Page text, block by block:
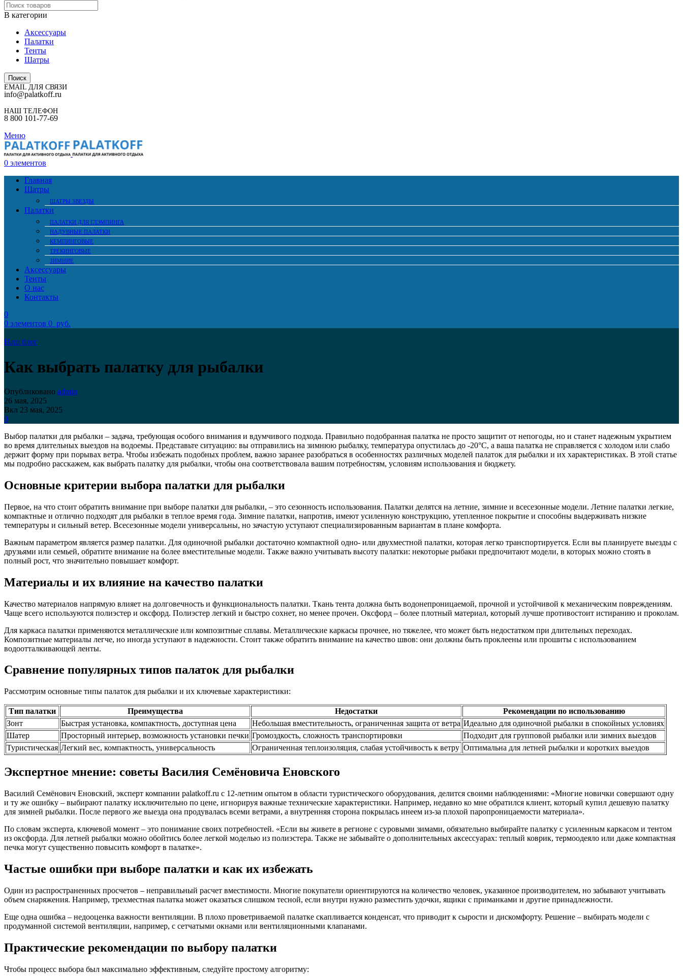
В категории
Аксессуары
Палатки
Тенты
Шатры
Поиск
EMAIL ДЛЯ СВЯЗИ
info@palatkoff.ru
НАШ ТЕЛЕФОН
8 800 101-77-69
Меню
0 элементов
Главная
Шатры
ШАТРЫ ЗВЕЗДЫ
Палатки
ПАЛАТКИ ДЛЯ ГЛЭМПИНГА
НАДУВНЫЕ ПАЛАТКИ
КЕМПИНГОВЫЕ
ТРЕКИНГОВЫЕ
ЗИМНИЕ
Аксессуары
Тенты
О нас
Контакты
0
0 элементов 0 руб.
Наш блог
Как выбрать палатку для рыбалки
Опубликовано admin
26 мая, 2025
Вкл 23 мая, 2025
0
Выбор палатки для рыбалки – задача, требующая особого внимания и вдумчивого подхода. Правильно подобранная палатка не просто защитит от непогоды, но и станет надежным укрытием
во время длительных выездов на водоемы. Представьте ситуацию: вы отправились на зимнюю рыбалку, температура опустилась до -20°C, а ваша палатка не справляется с холодом или слабо
держит форму при порывах ветра. Чтобы избежать подобных проблем, важно заранее разобраться в особенностях различных моделей палаток для рыбалки и их характеристиках. В этой статье
мы подробно расскажем, как выбрать палатку для рыбалки, чтобы она соответствовала вашим потребностям, условиям использования и бюджету.
Основные критерии выбора палатки для рыбалки
Первое, на что стоит обратить внимание при выборе палатки для рыбалки, – это сезонность использования. Палатки делятся на летние, зимние и всесезонные модели. Летние палатки легкие,
компактные и отлично подходят для рыбалки в теплое время года. Зимние палатки, напротив, имеют усиленную конструкцию, утепленное покрытие и способны выдерживать низкие
температуры и сильный ветер. Всесезонные модели универсальны, но зачастую уступают специализированным вариантам в плане комфорта.
Важным параметром является размер палатки. Для одиночной рыбалки достаточно компактной одно- или двухместной палатки, которая легко транспортируется. Если вы планируете выезды с
друзьями или семьей, обратите внимание на более вместительные модели. Также важно учитывать высоту палатки: некоторые рыбаки предпочитают модели, в которых можно стоять в
полный рост, что значительно повышает комфорт.
Материалы и их влияние на качество палатки
Качество материалов напрямую влияет на долговечность и функциональность палатки. Ткань тента должна быть водонепроницаемой, прочной и устойчивой к механическим повреждениям.
Чаще всего используются полиэстер и оксфорд. Полиэстер легкий и быстро сохнет, но менее прочен. Оксфорд – более плотный материал, который лучше противостоит истиранию и проколам.
Для каркаса палатки применяются металлические или композитные сплавы. Металлические каркасы прочнее, но тяжелее, что может быть недостатком при длительных переходах.
Композитные материалы легче, но иногда уступают в надежности. Стоит также обратить внимание на качество швов: они должны быть проклеены или прошиты с использованием
водоотталкивающей ленты.
Сравнение популярных типов палаток для рыбалки
Рассмотрим основные типы палаток для рыбалки и их ключевые характеристики:
Тип палатки Преимущества Недостатки
Рекомендации по использованию
Зонт
Быстрая установка, компактность, доступная цена Небольшая вместительность, ограниченная защита от ветра Идеально для одиночной рыбалки в спокойных условиях
Шатер
Просторный интерьер, возможность установки печки Громоздкость, сложность транспортировки
Подходит для групповой рыбалки или зимних выездов
Туристическая Легкий вес, компактность, универсальность Ограниченная теплоизоляция, слабая устойчивость к ветру Оптимальна для летней рыбалки и коротких выездов
Экспертное мнение: советы Василия Семёновича Еновского
Василий Семёнович Еновский, эксперт компании palatkoff.ru с 12-летним опытом в области туристического оборудования, делится своими наблюдениями: «Многие новички совершают одну
и ту же ошибку – выбирают палатку исключительно по цене, игнорируя важные технические характеристики. Например, недавно ко мне обратился клиент, который купил дешевую палатку
для зимней рыбалки. После первого же выезда она продувалась всеми ветрами, а внутренняя сторона покрылась инеем из-за плохой паропроницаемости материала».
По словам эксперта, ключевой момент – это понимание своих потребностей. «Если вы живете в регионе с суровыми зимами, обязательно выбирайте палатку с усиленным каркасом и тентом
из оксфорда. Для летней рыбалки можно обойтись более легкой моделью из полиэстера. Также не забывайте о дополнительных аксессуарах: теплый коврик, термоодеяло или даже компактная
печка могут существенно повысить комфорт в палатке».
Частые ошибки при выборе палатки и как их избежать
Один из распространенных просчетов – неправильный расчет вместимости. Многие покупатели ориентируются на количество человек, указанное производителем, но забывают учитывать
объем снаряжения. Например, трехместная палатка может оказаться слишком тесной, если внутри нужно разместить удочки, ящики с приманками и другие принадлежности.
Еще одна ошибка – недооценка важности вентиляции. В плохо проветриваемой палатке скапливается конденсат, что приводит к сырости и дискомфорту. Решение – выбирать модели с
продуманной системой вентиляции, например, с сетчатыми окнами или вентиляционными клапанами.
Практические рекомендации по выбору палатки
Чтобы процесс выбора был максимально эффективным, следуйте простому алгоритму: